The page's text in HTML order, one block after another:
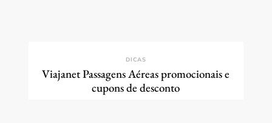
DICAS
Viajanet Passagens Aéreas promocionais e
cupons de desconto